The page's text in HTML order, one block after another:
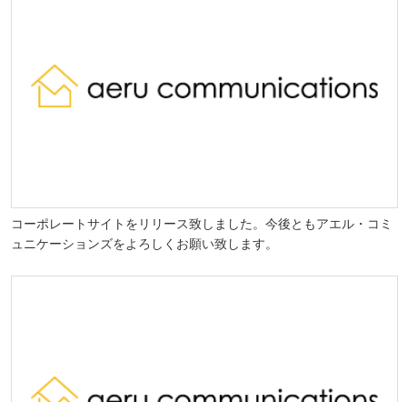
コーポレートサイトをリリース致しました。今後ともアエル・コミ
ュニケーションズをよろしくお願い致します。